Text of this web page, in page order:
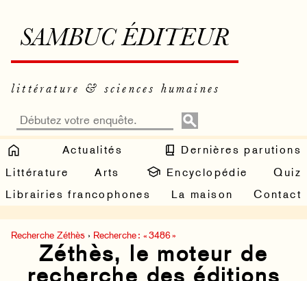
SAMBUC ÉDITEUR
littérature & sciences humaines
Actualités
Dernières parutions
Littérature
Arts Encyclopédie
Quiz
Librairies francophones
La maison Contact
Recherche Zéthès › Recherche : « 3486 »
Zéthès, le moteur de
recherche des éditions